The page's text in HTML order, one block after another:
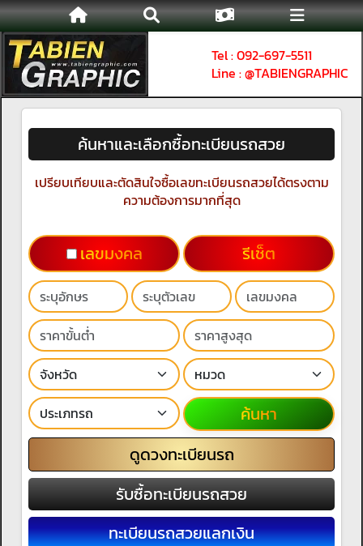
Tel : 092-697-5511
Line : @TABIENGRAPHIC
ค้นหาและเลือกซื้อทะเบียนรถสวย
เปรียบเทียบและตัดสินใจซื้อเลขทะเบียนรถสวยได้ตรงตาม
ความต้องการมากที่สุด
เลขมงคล รีเช็ต
ค้นหา
ดูดวงทะเบียนรถ
รับซื้อทะเบียนรถสวย
ทะเบียนรถสวยแลกเงิน